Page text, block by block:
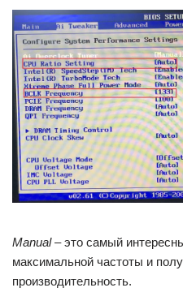
Manual– это самый
максимальной частоты и
производительность.